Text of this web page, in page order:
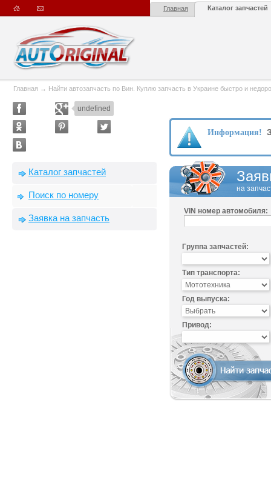
Главная Каталог запчастей
Главная → Найти автозапчасть по Вин. Куплю запчасть в Украине быстро и
undefined
Каталог запчастей
Поиск по номеру
Заявка на запчасть
Информация!
на
VIN номер автомобиля:
Группа запчастей:
Тип транспорта:
Год выпуска:
Привод: